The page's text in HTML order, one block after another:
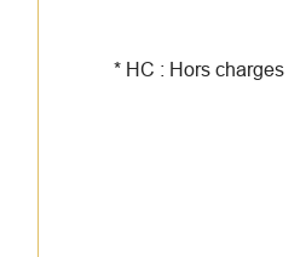
* HC : Hors charges